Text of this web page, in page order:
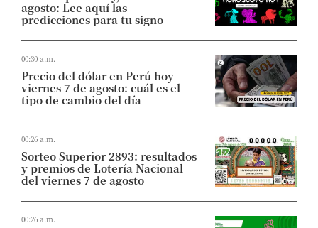
agosto: Lee aquí las
predicciones para tu signo
00:30 a.m.
Precio del dólar en Perú hoy
viernes 7 de agosto: cuál es el
tipo de cambio del día
00:26 a.m.
Sorteo Superior 2893: resultados
y premios de Lotería Nacional
del viernes 7 de agosto
00:26 a.m.